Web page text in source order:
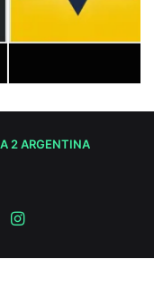
2 ARGENTINA
Instagram